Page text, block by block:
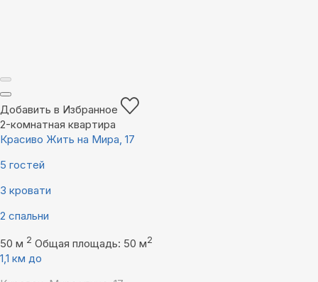
Добавить в Избранное
2-комнатная квартира
Красиво Жить на Мира, 17
5 гостей
3 кровати
2 спальни
50 м 2 Общая площадь: 50 м2
1,1 км до